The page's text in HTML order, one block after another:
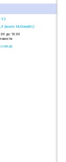
93
8 (возле McDonald’s)
до 18:00